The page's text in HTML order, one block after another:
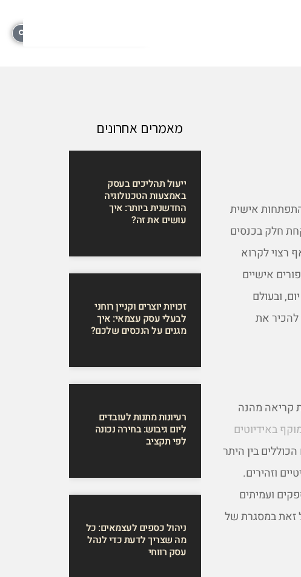
אישית
חלק בכנסים
רצוי לקרוא
אישיים
ובעולם
את
קריאה מהנה
באידיוטים
בין היתר
וזהירים.
ועמיתים
זאת במסגרת של
מאמרים אחרונים
ייעול תהליכים בעסק
באמצעות הטכנולוגיה
החדשנית ביותר: איך
עושים את זה?
זכויות יוצרים וקניין רוחני
לבעלי עסק עצמאי: איך
מגנים על הנכסים שלכם?
רעיונות מתנות לעובדים
ליום גיבוש: בחירה נכונה
לפי תקציב
ניהול כספים לעצמאים: כל
מה שצריך לדעת כדי לנהל
עסק רווחי